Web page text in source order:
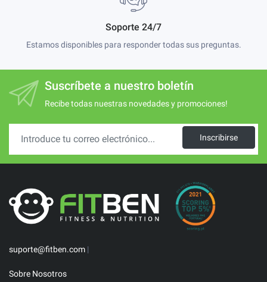
Soporte 24/7
Estamos disponibles para responder todas sus preguntas.
Suscríbete a nuestro boletín
Recibe todas nuestras novedades y promociones!
Inscribirse
suporte@fitben.com |
Sobre Nosotros